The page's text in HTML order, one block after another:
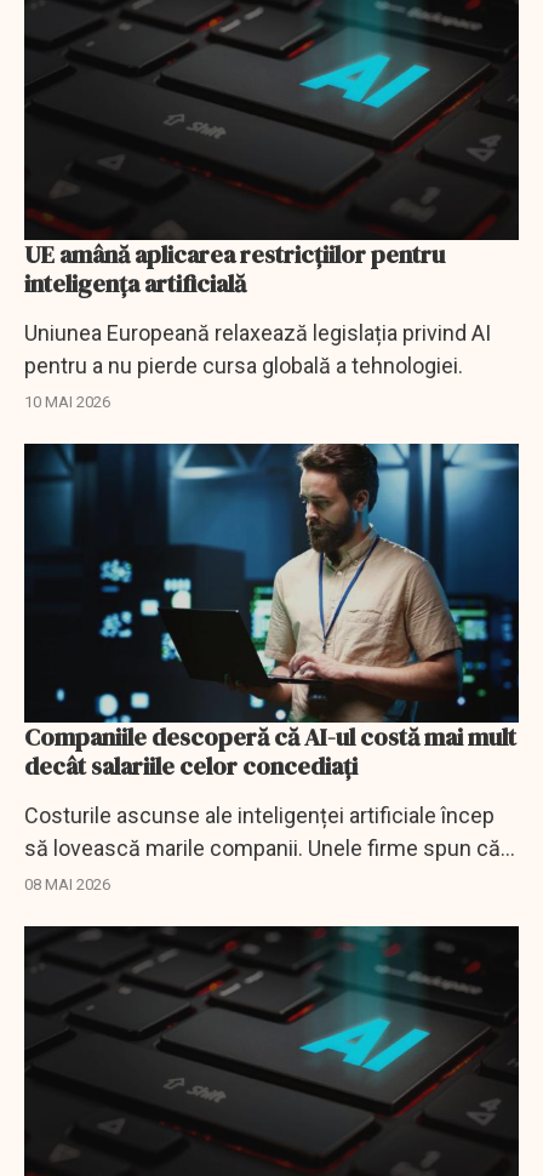
UE amână aplicarea restricțiilor pentru
inteligența artificială
Uniunea Europeană relaxează legislația privind AI
pentru a nu pierde cursa globală a tehnologiei.
10 MAI 2026
Companiile descoperă că AI-ul costă mai mult
decât salariile celor concediați
Costurile ascunse ale inteligenței artificiale încep
să lovească marile companii. Unele firme spun că
factura pentru AI depășește deja salariile
08 MAI 2026